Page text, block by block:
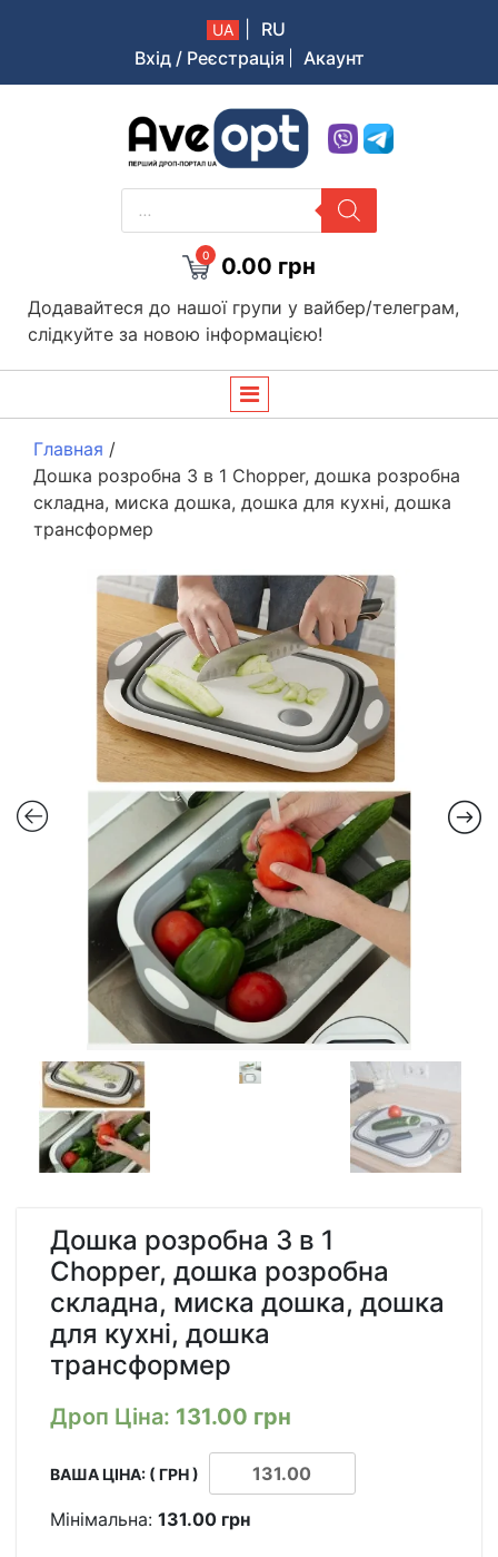
UA
RU
Вхід / Реєстрація
Акаунт
Aveopt – оптова дропшипінг платформа в Україні
PRODUCTS
SEARCH
0 0.00 грн
Додавайтеся до нашої групи у вайбер/телеграм,
слідкуйте за новою інформацією!
Главная /
Дошка розробна 3 в 1 Chopper, дошка розробна
складна, миска дошка, дошка для кухні, дошка
трансформер
Дошка розробна 3 в 1
Chopper, дошка розробна
складна, миска дошка, дошка
для кухні, дошка
трансформер
Дроп Ціна: 131.00 грн
ВАША ЦІНА: ( ГРН )
Мінімальна: 131.00 грн